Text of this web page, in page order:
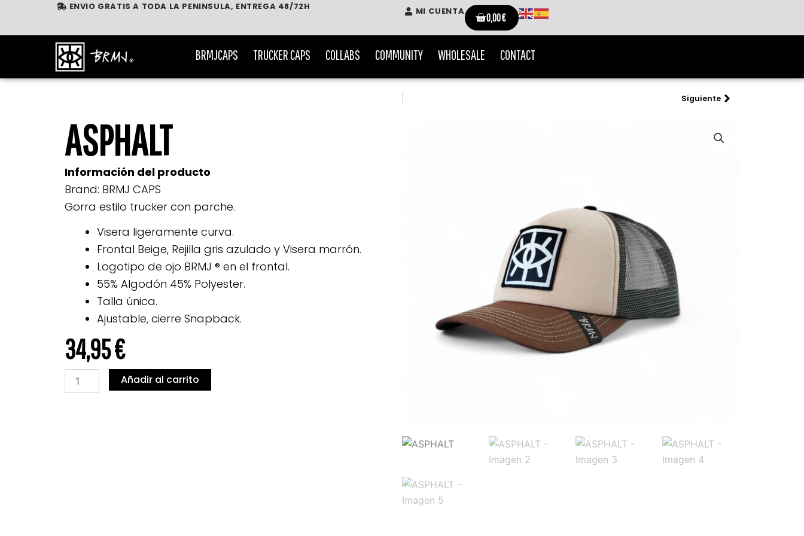
contenido
ENVIO GRATIS A TODA LA PENINSULA, ENTREGA 48/72H MI CUENTA
0,00€
Cart
BRMJCAPS TRUCKER CAPS COLLABS COMMUNITY WHOLESALE CONTACT
SiguienteNext
ASPHALT
Información del producto
Brand: BRMJ CAPS
Gorra estilo trucker con parche.
Visera ligeramente curva.
Frontal Beige, Rejilla gris azulado y Visera marrón.
Logotipo de ojo BRMJ ® en el frontal.
55% Algodón 45% Polyester.
Talla única.
Ajustable, cierre Snapback.
34,95€
cantidad
Añadir al carrito